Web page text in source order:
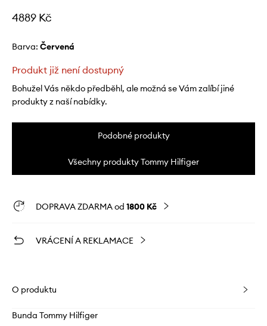
4889 Kč
Barva: červená
Produkt již není dostupný
Bohužel Vás někdo předběhl, ale možná se Vám zalíbí jiné
produkty z naší nabídky.
Podobné produkty
Všechny produkty Tommy Hilfiger
DOPRAVA ZDARMA od 1800 Kč
VRÁCENÍ A REKLAMACE
O produktu
Bunda Tommy Hilfiger